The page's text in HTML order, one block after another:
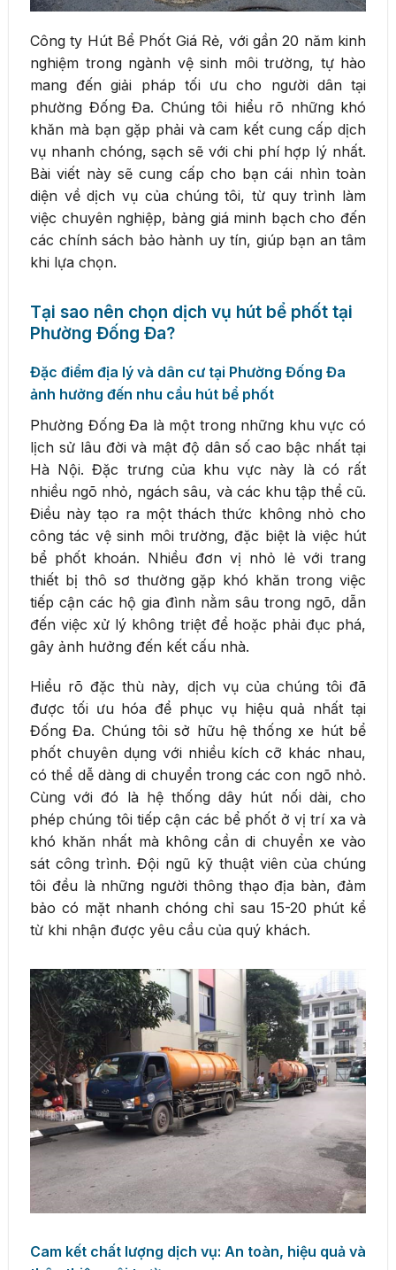
Công ty Hút Bể Phốt Giá Rẻ, với gần 20 năm kinh
nghiệm trong ngành vệ sinh môi trường, tự hào
mang đến giải pháp tối ưu cho người dân tại
phường Đống Đa. Chúng tôi hiểu rõ những khó
khăn mà bạn gặp phải và cam kết cung cấp dịch
vụ nhanh chóng, sạch sẽ với chi phí hợp lý nhất.
Bài viết này sẽ cung cấp cho bạn cái nhìn toàn
diện về dịch vụ của chúng tôi, từ quy trình làm
việc chuyên nghiệp, bảng giá minh bạch cho đến
các chính sách bảo hành uy tín, giúp bạn an tâm
khi lựa chọn.
Tại sao nên chọn dịch vụ hút bể phốt tại
Phường Đống Đa?
Đặc điểm địa lý và dân cư tại Phường Đống Đa
ảnh hưởng đến nhu cầu hút bể phốt
Phường Đống Đa là một trong những khu vực có
lịch sử lâu đời và mật độ dân số cao bậc nhất tại
Hà Nội. Đặc trưng của khu vực này là có rất
nhiều ngõ nhỏ, ngách sâu, và các khu tập thể cũ.
Điều này tạo ra một thách thức không nhỏ cho
công tác vệ sinh môi trường, đặc biệt là việc hút
bể phốt khoán. Nhiều đơn vị nhỏ lẻ với trang
thiết bị thô sơ thường gặp khó khăn trong việc
tiếp cận các hộ gia đình nằm sâu trong ngõ, dẫn
đến việc xử lý không triệt để hoặc phải đục phá,
gây ảnh hưởng đến kết cấu nhà.
Hiểu rõ đặc thù này, dịch vụ của chúng tôi đã
được tối ưu hóa để phục vụ hiệu quả nhất tại
Đống Đa. Chúng tôi sở hữu hệ thống xe hút bể
phốt chuyên dụng với nhiều kích cỡ khác nhau,
có thể dễ dàng di chuyển trong các con ngõ nhỏ.
Cùng với đó là hệ thống dây hút nối dài, cho
phép chúng tôi tiếp cận các bể phốt ở vị trí xa và
khó khăn nhất mà không cần di chuyển xe vào
sát công trình. Đội ngũ kỹ thuật viên của chúng
tôi đều là những người thông thạo địa bàn, đảm
bảo có mặt nhanh chóng chỉ sau 15-20 phút kể
từ khi nhận được yêu cầu của quý khách.
Cam kết chất lượng dịch vụ: An toàn, hiệu quả và